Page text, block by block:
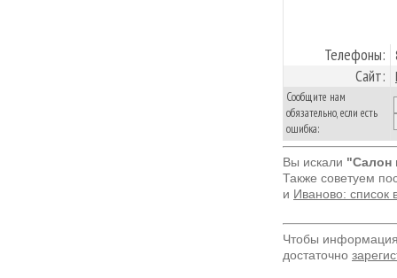
Телефоны:
Сайт:
Сообщите нам
обязательно, если есть
ошибка:
Вы искали "Салон
Также советуем
и Иваново: список
Чтобы
достаточно